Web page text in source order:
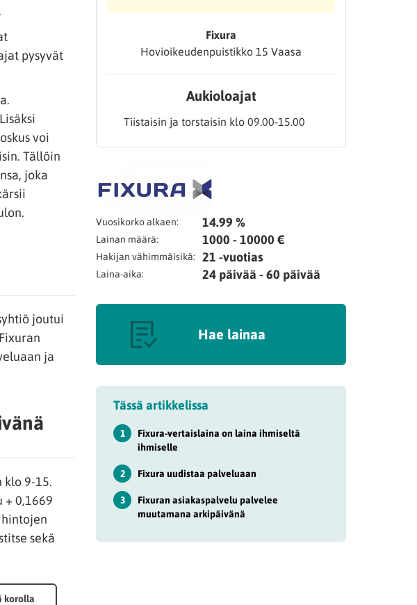
pysyvät
voi
Tällöin
joka
joutui
ja
klo 9-15.
+ 0,1669
sekä
korolla
Fixura
Hovioikeudenpuistikko 15 Vaasa
Aukioloajat
Tiistaisin ja torstaisin klo 09.00-15.00
Vuosikorko alkaen: 14.99 %
Lainan määrä: 1000 - 10000 €
Hakijan vähimmäisikä: 21 -vuotias
Laina-aika: 24 päivää - 60 päivää
Hae lainaa
Tässä artikkelissa
1
Fixura-vertaislaina on laina ihmiseltä
ihmiselle
2 Fixura uudistaa palveluaan
3
Fixuran asiakaspalvelu palvelee
muutamana arkipäivänä